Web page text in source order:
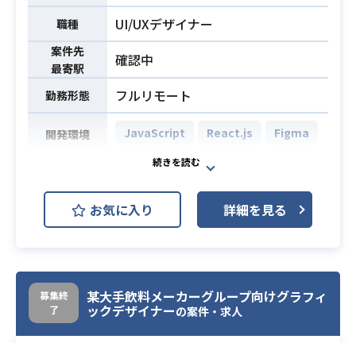
必須スキル
・ネイティブアプリのデザイン経験
（1年以上）
・Figmaを用いたUI/UXデザインの実
務経験（3年以上）
職種 UI/UXデザイナー
案件先
最寄駅
確認中
勤務形態 フルリモート
開発環境 JavaScript React.js Figma
AIを活用したHR領域の新規プロダク
ト（0→1フェーズ）におけるUI/UXデ
ザイン業務を担当していただきま
す。
ト仮説を踏まえた体験設計をはじ
め、
Figmaを用いたワイヤーフレーム、U
Iデザイン、プロトタイプの作成、
お気に入り 詳細を見る
募集終
了
某大手飲料メーカーグループ向けグラフィ
ックデザイナーの案件・求人